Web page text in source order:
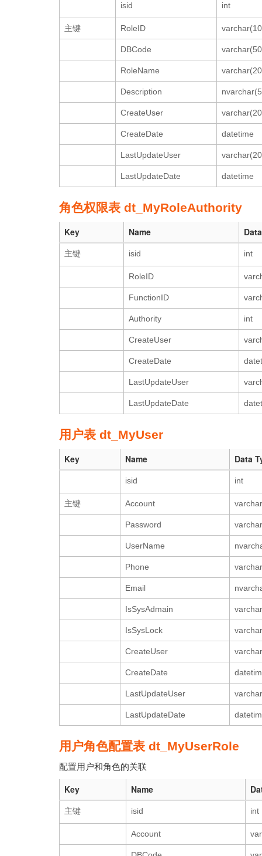
isid int
主键 RoleID
DBCode
RoleName
Description
CreateUser
CreateDate datetime
LastUpdateUser
LastUpdateDate datetime
角色权限表 dt_MyRoleAuthority
Key Name
主键 isid int
RoleID
FunctionID
Authority int
CreateUser
CreateDate
LastUpdateUser
LastUpdateDate
用户表 dt_MyUser
Key Name Data
isid int
主键 Account
Password
UserName
Phone
Email
IsSysAdmain
IsSysLock
CreateUser
CreateDate
LastUpdateUser
LastUpdateDate
用户角色配置表 dt_MyUserRole
配置用户和角色的关联
Key Name
主键 isid int
Account